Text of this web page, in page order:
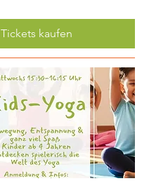
Tickets kaufen